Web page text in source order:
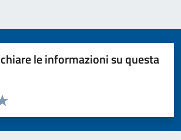
le informazioni su questa
pagina
5 stelle su 5
4 stelle su 5
su 5
su 5
5